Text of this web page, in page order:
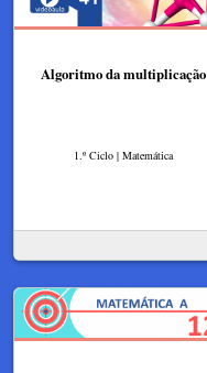
Algoritmo da multiplicação
1.º Ciclo | Matemática